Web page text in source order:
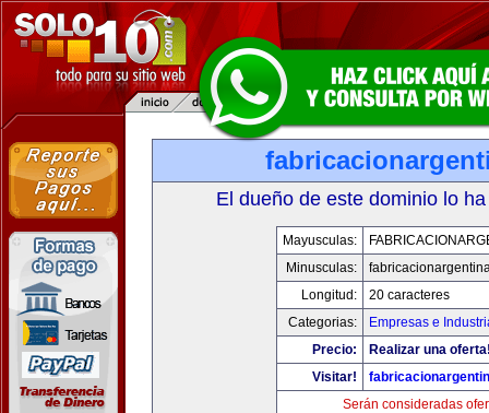
El dueño de este dominio lo
Mayusculas:
Minusculas:
Longitud:
20 caracteres
Categorias:
Empresas e
Precio:
Realizar una
Visitar!
Serán consideradas